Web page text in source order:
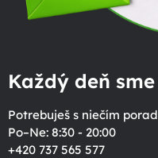
Každý deň
Potrebuješ s niečím
Po–Ne: 8:30 - 20:00
+420 737 565 577